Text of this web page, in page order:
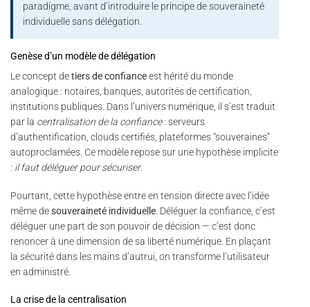
paradigme, avant d’introduire le principe de souveraineté
individuelle sans délégation.
Genèse d’un modèle de délégation
Le concept detiers de confianceest hérité du monde
analogique : notaires, banques, autorités de certification,
institutions publiques. Dans l’univers numérique, il s’est traduit
par la centralisation de la confiance: serveurs
d’authentification, clouds certifiés, plateformes “souveraines”
autoproclamées. Ce modèle repose sur une hypothèse implicite
: il faut déléguer pour sécuriser.
Pourtant, cette hypothèse entre en tension directe avec l’idée
même desouveraineté individuelle . Déléguer la confiance, c’est
déléguer une part de son pouvoir de décision — c’est donc
renoncer à une dimension de sa liberté numérique. En plaçant
la sécurité dans les mains d’autrui, on transforme l’utilisateur
en administré.
La crise de la centralisation